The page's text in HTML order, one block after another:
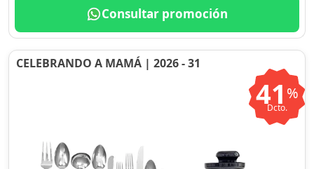
Consultar promoción
CELEBRANDO A MAMÁ | 2026 - 31
41 %
Dcto.